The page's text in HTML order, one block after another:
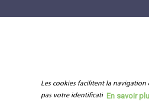
Les cookies facilitent la navigation
pas votre identification.En savoir